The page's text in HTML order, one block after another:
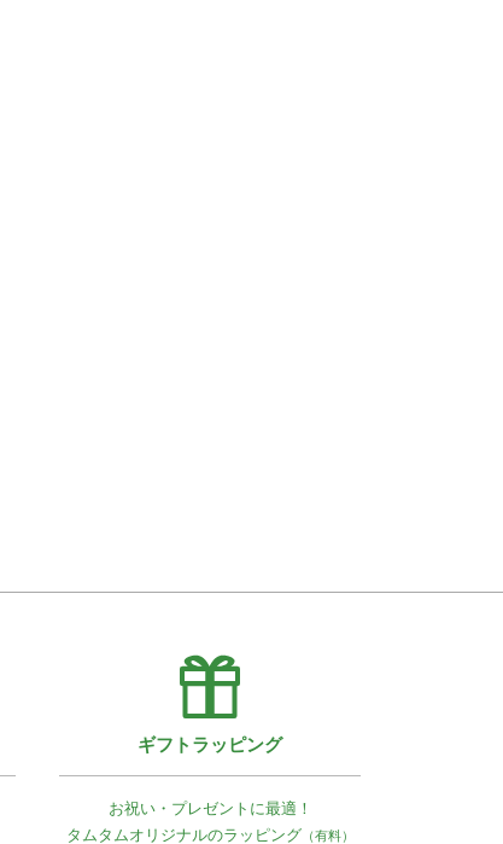
ギフトラッピング
お祝い・プレゼントに最適！
タムタムオリジナルのラッピング（有料）